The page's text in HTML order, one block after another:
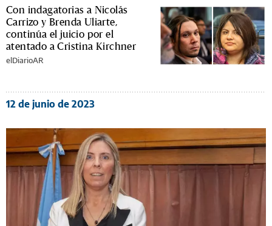
Con indagatorias a Nicolás
Carrizo y Brenda Uliarte,
continúa el juicio por el
atentado a Cristina Kirchner
elDiarioAR
12 de junio de 2023